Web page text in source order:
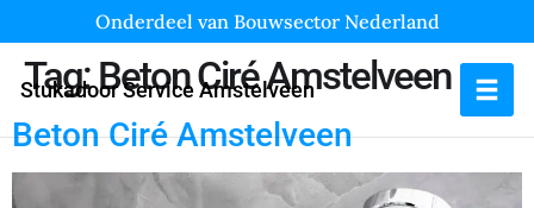
Onderdeel van Bouwsector Nederland
Stukadoor Service Amstelveen
Tag:Beton Ciré Amstelveen
Beton Ciré Amstelveen